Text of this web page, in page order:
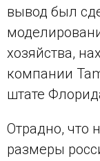
вывод был
хозяйства,
компании
штате
Отрадно, что
размеры